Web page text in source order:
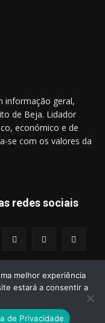
informação geral,
de Beja. Lidador
económico e de
se com os valores da
redes sociais
Reservados.
melhor experiência
estará a consentir a
de Privacidade